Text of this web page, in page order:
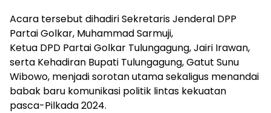
Acara tersebut dihadiri Sekretaris Jenderal DPP
Partai Golkar, Muhammad Sarmuji,
Ketua DPD Partai Golkar Tulungagung, Jairi Irawan,
serta Kehadiran Bupati Tulungagung, Gatut Sunu
Wibowo, menjadi sorotan utama sekaligus menandai
babak baru komunikasi politik lintas kekuatan
pasca-Pilkada 2024.